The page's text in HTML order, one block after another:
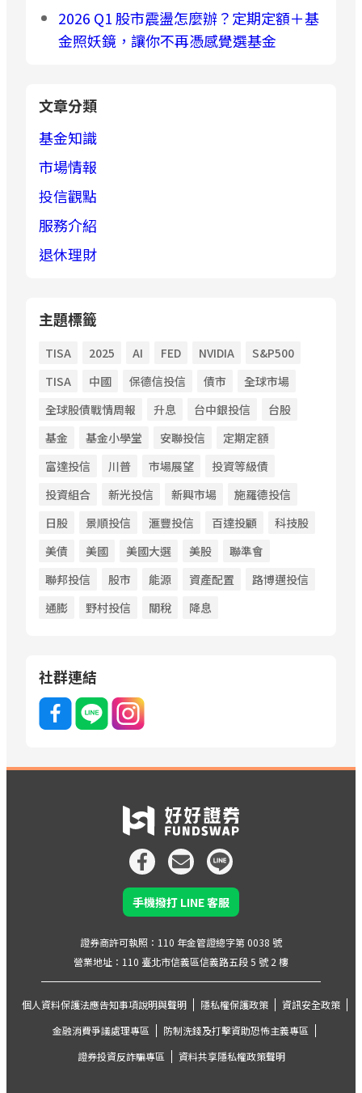
2026 Q1 股市震盪怎麼辦？定期定額＋基
金照妖鏡，讓你不再憑感覺選基金
文章分類
基金知識
市場情報
投信觀點
服務介紹
退休理財
主題標籤
TISA 2025 AI FED NVIDIA
S&P500
TISA
中國 保德信投信 債市
全球市場
全球股債戰情周報
升息 台中銀投信
台股
基金
基金小學堂 安聯投信
定期定額
富達投信
川普 市場展望
投資等級債
投資組合
新光投信 新興市場
施羅德投信
日股
景順投信 滙豐投信 百達投顧
科技股
美債
美國 美國大選 美股
聯準會
聯邦投信
股市 能源 資產配置
路博邁投信
通膨
野村投信 關稅 降息
社群連結
手機撥打 LINE 客服
證券商許可執照：110 年金管證總字第 0038 號
個人資料保護法應告知事項說明與聲明 隱私權保護政策
資訊安全政策
金融消費爭議處理專區
防制洗錢及打擊資助恐怖主義專區
證券投資反詐騙專區
資料共享隱私權政策聲明
營業地址：110 臺北市信義區信義路五段 5 號 2 樓